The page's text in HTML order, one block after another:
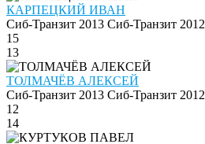
КАРПЕЦКИЙ ИВАН
Сиб-Транзит 2013 Сиб-Транзит 2012
15
13
ТОЛМАЧЁВ АЛЕКСЕЙ
Сиб-Транзит 2013 Сиб-Транзит 2012
12
14